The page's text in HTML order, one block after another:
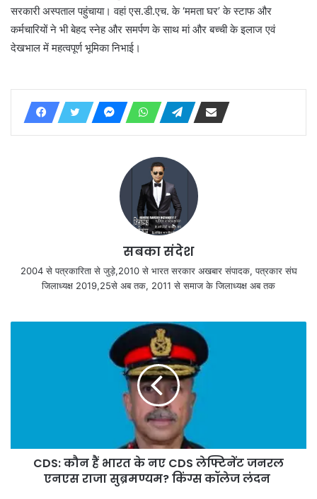
सरकारी अस्पताल पहुंचाया। वहां एस.डी.एच. के ‘ममता घर’ के स्टाफ और
कर्मचारियों ने भी बेहद स्नेह और समर्पण के साथ मां और बच्ची के इलाज एवं
देखभाल में महत्वपूर्ण भूमिका निभाई।
सबका संदेश
2004 से पत्रकारिता से जुड़े,2010 से भारत सरकार अखबार संपादक, पत्रकार संघ
जिलाध्यक्ष 2019,25से अब तक, 2011 से समाज के जिलाध्यक्ष अब तक
CDS: कौन हैं भारत के नए CDS लेफ्टिनेंट जनरल
एनएस राजा सुब्रमण्यम? किंग्स कॉलेज लंदन